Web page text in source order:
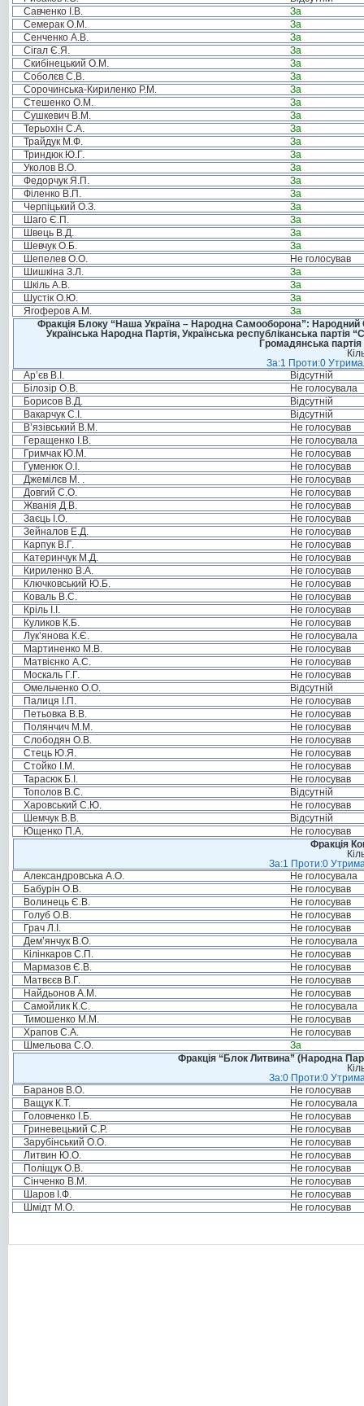
Савченко І.В.
За
Семерак О.М.
За
Сенченко А.В.
За
Сігал Є.Я.
За
Скибінецький О.М.
За
Соболєв С.В.
За
Сорочинська-Кириленко Р.М.
За
Стешенко О.М.
За
Сушкевич В.М.
За
Терьохін С.А.
За
Трайдук М.Ф.
За
Триндюк Ю.Г.
За
Уколов В.О.
За
Федорчук Я.П.
За
Філенко В.П.
За
Черпіцький О.З.
За
Шаго Є.П.
За
Швець В.Д.
За
Шевчук О.Б.
За
Шепелев О.О.
Не голосував
Шишкіна З.Л.
За
Шкіль А.В.
За
Шустік О.Ю.
За
Ягоферов А.М.
За
Фракція Блоку “Наша Україна – Народна Самооборона”: Народний
Українська Народна Партія, Українська республіканська
Громадянська
За:1 Проти:0
Ар’єв В.І.
Відсутній
Білозір О.В.
Не голосувала
Борисов В.Д.
Відсутній
Вакарчук С.І.
Відсутній
В’язівський В.М.
Не голосував
Геращенко І.В.
Не голосувала
Гримчак Ю.М.
Не голосував
Гуменюк О.І.
Не голосував
Джемілєв М. .
Не голосував
Довгий С.О.
Не голосував
Жванія Д.В.
Не голосував
Заєць І.О.
Не голосував
Зейналов Е.Д.
Не голосував
Карпук В.Г.
Не голосував
Катеринчук М.Д.
Не голосував
Кириленко В.А.
Не голосував
Ключковський Ю.Б.
Не голосував
Коваль В.С.
Не голосував
Кріль І.І.
Не голосував
Куликов К.Б.
Не голосував
Лук’янова К.Є.
Не голосувала
Мартиненко М.В.
Не голосував
Матвієнко А.С.
Не голосував
Москаль Г.Г.
Не голосував
Омельченко О.О.
Відсутній
Палиця І.П.
Не голосував
Петьовка В.В.
Не голосував
Полянчич М.М.
Не голосував
Слободян О.В.
Не голосував
Стець Ю.Я.
Не голосував
Стойко І.М.
Не голосував
Тарасюк Б.І.
Не голосував
Тополов В.С.
Відсутній
Харовський С.Ю.
Не голосував
Шемчук В.В.
Відсутній
Ющенко П.А.
Не голосував
Фракція
За:1 Проти:0
Александровська А.О.
Не голосувала
Бабурін О.В.
Не голосував
Волинець Є.В.
Не голосував
Голуб О.В.
Не голосував
Грач Л.І.
Не голосував
Дем’янчук В.О.
Не голосувала
Кілінкаров С.П.
Не голосував
Мармазов Є.В.
Не голосував
Матвєєв В.Г.
Не голосував
Найдьонов А.М.
Не голосував
Самойлик К.С.
Не голосувала
Тимошенко М.М.
Не голосував
Храпов С.А.
Не голосував
Шмельова С.О.
За
Фракція “Блок Литвина” (Народна
За:0 Проти:0
Баранов В.О.
Не голосував
Ващук К.Т.
Не голосувала
Головченко І.Б.
Не голосував
Гриневецький С.Р.
Не голосував
Зарубінський О.О.
Не голосував
Литвин Ю.О.
Не голосував
Поліщук О.В.
Не голосував
Сінченко В.М.
Не голосував
Шаров І.Ф.
Не голосував
Шмідт М.О.
Не голосував